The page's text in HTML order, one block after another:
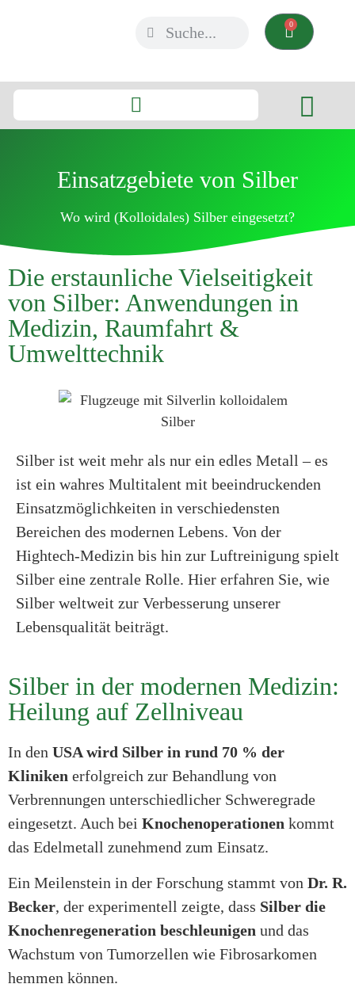
0
Einsatzgebiete von Silber
Wo wird (Kolloidales) Silber eingesetzt?
Die erstaunliche Vielseitigkeit
von Silber: Anwendungen in
Medizin, Raumfahrt &
Umwelttechnik
Silber ist weit mehr als nur ein edles Metall – es
ist ein wahres Multitalent mit beeindruckenden
Einsatzmöglichkeiten in verschiedensten
Bereichen des modernen Lebens. Von der
Hightech-Medizin bis hin zur Luftreinigung spielt
Silber eine zentrale Rolle. Hier erfahren Sie, wie
Silber weltweit zur Verbesserung unserer
Lebensqualität beiträgt.
Silber in der modernen Medizin:
Heilung auf Zellniveau
In den USA wird Silber in rund 70 % der
Kliniken erfolgreich zur Behandlung von
Verbrennungen unterschiedlicher Schweregrade
eingesetzt. Auch bei Knochenoperationen kommt
das Edelmetall zunehmend zum Einsatz.
Ein Meilenstein in der Forschung stammt von Dr. R.
Becker, der experimentell zeigte, dass Silber die
Knochenregeneration beschleunigen und das
Wachstum von Tumorzellen wie Fibrosarkomen
hemmen können.